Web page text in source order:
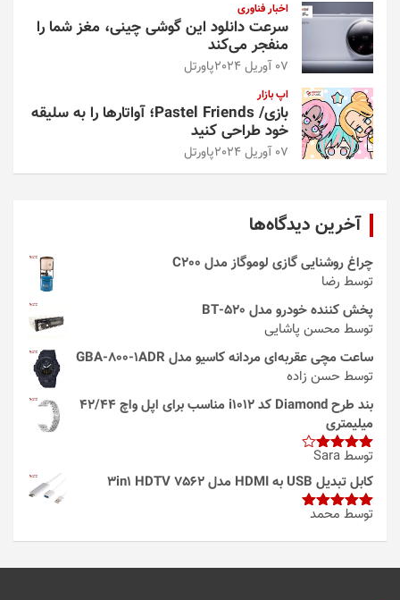
اخبار فناوری
سرعت دانلود این گوشی چینی، مغز شما را
منفجر می‌کند
07 آوریل 2024 پاورتل
اپ بازار
بازی/ Pastel Friends؛ آواتارها را به سلیقه
خود طراحی کنید
07 آوریل 2024 پاورتل
آخرین دیدگاه‌ها
چراغ روشنایی گازی لوموگاز مدل C200
توسط رضا
پخش کننده خودرو مدل 520-BT
توسط محسن پاشایی
ساعت مچی عقربه‌ای مردانه کاسیو مدل GBA-800-1ADR
توسط حسن زاده
بند طرح Diamond کد i1012 مناسب برای اپل واچ 42/44
میلیمتری
امتیاز4
از 5
توسط Sara
کابل تبدیل USB به HDMI مدل 3in1 HDTV 7562
امتیاز5از
توسط محمد